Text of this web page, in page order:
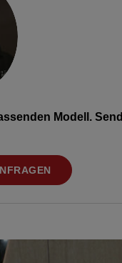
Modell.